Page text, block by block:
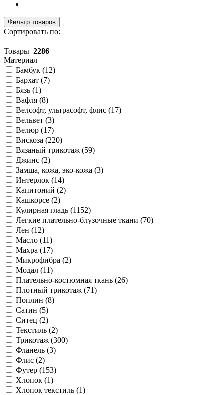
Фильтр товаров
Сортировать по:
Товары 2286
Материал
Бамбук (12)
Бархат (7)
Бязь (1)
Вафля (8)
Велсофт, ультрасофт, флис (17)
Вельвет (3)
Велюр (17)
Вискоза (220)
Вязаный трикотаж (59)
Джинс (2)
Замша, кожа, эко-кожа (3)
Интерлок (14)
Капитоний (2)
Кашкорсе (2)
Кулирная гладь (1152)
Легкие плательно-блузочные ткани (70)
Лен (12)
Масло (11)
Махра (17)
Микрофибра (2)
Модал (11)
Плательно-костюмная ткань (26)
Плотный трикотаж (71)
Поплин (8)
Сатин (5)
Ситец (2)
Текстиль (2)
Трикотаж (300)
Фланель (3)
Флис (2)
Футер (153)
Хлопок (1)
Хлопок текстиль (1)